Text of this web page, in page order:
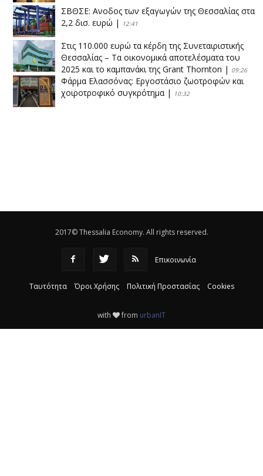
ΣΒΘΣΕ: Aνοδος των εξαγωγών της Θεσσαλίας στα
2,2 δισ. ευρώ | 12:41
Στις 110.000 ευρώ τα κέρδη της Συνεταιριστικής
Θεσσαλίας – Τα οικονομικά αποτελέσματα του
2025 και το καμπανάκι της Grant Thornton | 09:26
Φάρμα Ελασσόνας: Εργοστάσιο ζωοτροφών και
χοιροτροφικό συγκρότημα | 10:32
2017© Thessalia Economy. All rights reserved.
Επικοινωνία
Ταυτότητα Όροι Χρήσης Πολιτική Προστασίας Cookies
with from urbanIT